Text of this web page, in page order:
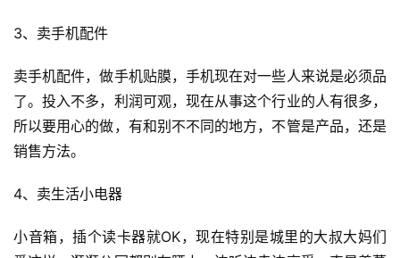
3、卖手机配件
卖手机配件，做手机贴膜，手机现在对一些人来说是必须品
了。投入不多，利润可观，现在从事这个行业的人有很多，
所以要用心的做，有和别不不同的地方，不管是产品，还是
销售方法。
4、卖生活小电器
小音箱，插个读卡器就OK，现在特别是城里的大叔大妈们